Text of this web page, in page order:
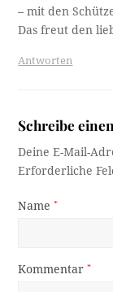
– mit den
Das freut den
Antworten
Schreibe
Deine E-Mail-
Erforderliche
Name*
Kommentar*